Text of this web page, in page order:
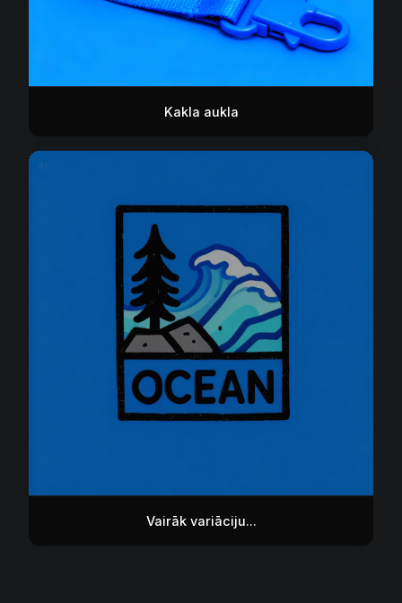
Kakla aukla
Vairāk variāciju...